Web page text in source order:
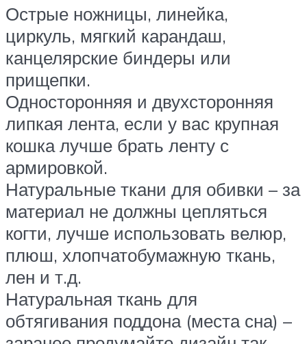
Острые ножницы, линейка,
циркуль, мягкий карандаш,
канцелярские биндеры или
прищепки.
Односторонняя и двухсторонняя
липкая лента, если у вас крупная
кошка лучше брать ленту с
армировкой.
Натуральные ткани для обивки – за
материал не должны цепляться
когти, лучше использовать велюр,
плюш, хлопчатобумажную ткань,
лен и т.д.
Натуральная ткань для
обтягивания поддона (места сна) –